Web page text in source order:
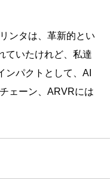
ンタは、革新的とい
ていたけれど、私達
ンパクトとして、AI
ェーン、ARVRには